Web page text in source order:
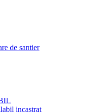
de santier
incastrat